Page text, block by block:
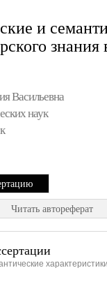
и
знания
Васильевна
наук
Читать автореферат